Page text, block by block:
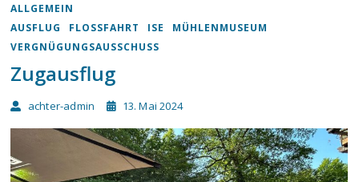
ALLGEMEIN
AUSFLUG
FLOSSFAHRT ISE
MÜHLENMUSEUM
VERGNÜGUNGSAUSSCHUSS
Zugausflug
achter-admin 13. Mai 2024